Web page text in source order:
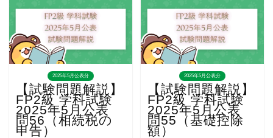
2025年5月公表分
【試験問題解説】
FP2級 学科試験
2025年5月公表
問56（相続税の
申告）
2025年5月公表分
【試験問題解説】
FP2級 学科試験
2025年5月公表
問55（基礎控除
額）